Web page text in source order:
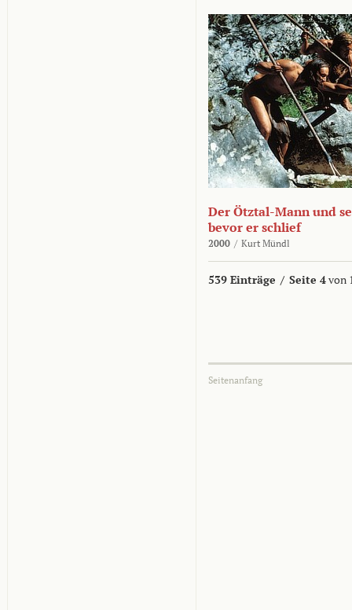
Der Ötztal-Mann und
bevor er schlief
2000 / Kurt Mündl
539 Einträge / Seite 4von
Seitenanfang